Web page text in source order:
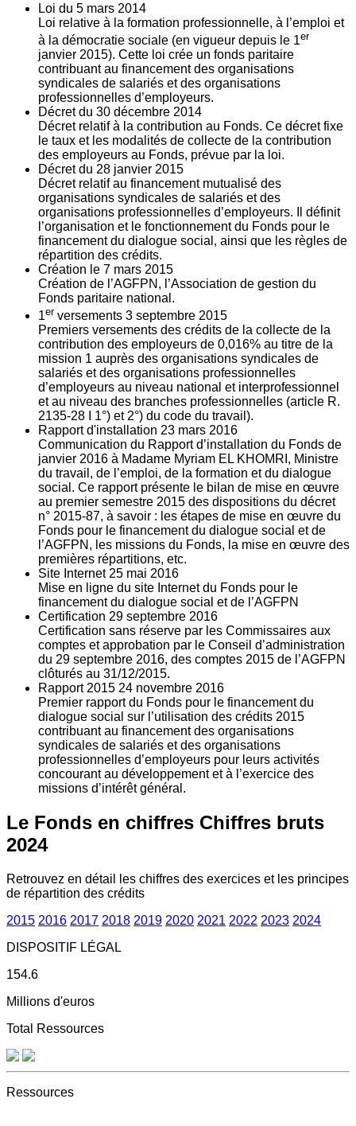
Loi du 5 mars 2014
Loi relative à la formation professionnelle, à l’emploi et
à la démocratie sociale (en vigueur depuis le 1er
janvier 2015). Cette loi crée un fonds paritaire
contribuant au financement des organisations
syndicales de salariés et des organisations
professionnelles d’employeurs.
Décret du 30 décembre 2014
Décret relatif à la contribution au Fonds. Ce décret fixe
le taux et les modalités de collecte de la contribution
des employeurs au Fonds, prévue par la loi.
Décret du 28 janvier 2015
Décret relatif au financement mutualisé des
organisations syndicales de salariés et des
organisations professionnelles d’employeurs. Il définit
l’organisation et le fonctionnement du Fonds pour le
financement du dialogue social, ainsi que les règles de
répartition des crédits.
Création le 7 mars 2015
Création de l’AGFPN, l’Association de gestion du
Fonds paritaire national.
1er versements 3 septembre 2015
Premiers versements des crédits de la collecte de la
contribution des employeurs de 0,016% au titre de la
mission 1 auprès des organisations syndicales de
salariés et des organisations professionnelles
d’employeurs au niveau national et interprofessionnel
et au niveau des branches professionnelles (article R.
2135‐28 I 1°) et 2°) du code du travail).
Rapport d'installation 23 mars 2016
Communication du Rapport d’installation du Fonds de
janvier 2016 à Madame Myriam EL KHOMRI, Ministre
du travail, de l’emploi, de la formation et du dialogue
social. Ce rapport présente le bilan de mise en œuvre
au premier semestre 2015 des dispositions du décret
n° 2015-87, à savoir : les étapes de mise en œuvre du
Fonds pour le financement du dialogue social et de
l’AGFPN, les missions du Fonds, la mise en œuvre des
premières répartitions, etc.
Site Internet 25 mai 2016
Mise en ligne du site Internet du Fonds pour le
financement du dialogue social et de l’AGFPN
Certification 29 septembre 2016
Certification sans réserve par les Commissaires aux
comptes et approbation par le Conseil d’administration
du 29 septembre 2016, des comptes 2015 de l’AGFPN
clôturés au 31/12/2015.
Rapport 2015 24 novembre 2016
Premier rapport du Fonds pour le financement du
dialogue social sur l’utilisation des crédits 2015
contribuant au financement des organisations
syndicales de salariés et des organisations
professionnelles d’employeurs pour leurs activités
concourant au développement et à l’exercice des
missions d’intérêt général.
Le Fonds en chiffres Chiffres bruts
2024
Retrouvez en détail les chiffres des exercices et les principes
de répartition des crédits
2015 2016 2017 2018 2019 2020 2021 2022 2023 2024
DISPOSITIF LÉGAL
154.6
Millions d'euros
Total Ressources
Ressources